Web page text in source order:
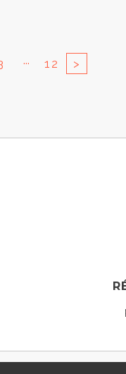
... 12 >